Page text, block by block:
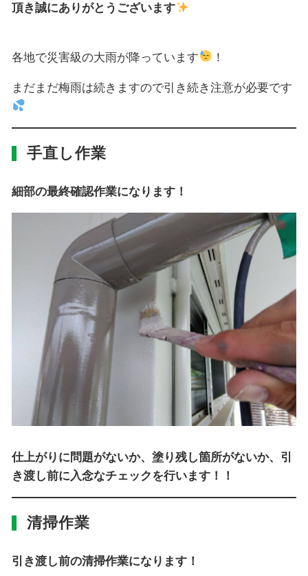
頂き誠にありがとうございます
各地で災害級の大雨が降っています ！
まだまだ梅雨は続きますので引き続き注意が必要です
手直し作業
細部の最終確認作業になります！
仕上がりに問題がないか、塗り残し箇所がないか、引
き渡し前に入念なチェックを行います！！
清掃作業
引き渡し前の清掃作業になります！